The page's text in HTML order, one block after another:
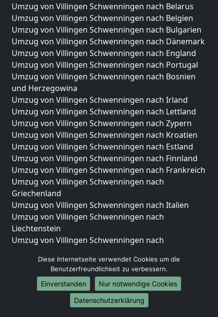
Umzug von Villingen Schwenningen nach Belarus
Umzug von Villingen Schwenningen nach Belgien
Umzug von Villingen Schwenningen nach Bulgarien
Umzug von Villingen Schwenningen nach Dänemark
Umzug von Villingen Schwenningen nach England
Umzug von Villingen Schwenningen nach Portugal
Umzug von Villingen Schwenningen nach Bosnien
und Herzegowina
Umzug von Villingen Schwenningen nach Irland
Umzug von Villingen Schwenningen nach Lettland
Umzug von Villingen Schwenningen nach Zypern
Umzug von Villingen Schwenningen nach Kroatien
Umzug von Villingen Schwenningen nach Estland
Umzug von Villingen Schwenningen nach Finnland
Umzug von Villingen Schwenningen nach Frankreich
Umzug von Villingen Schwenningen nach
Griechenland
Umzug von Villingen Schwenningen nach Italien
Umzug von Villingen Schwenningen nach
Liechtenstein
Umzug von Villingen Schwenningen nach
Umzug von Villingen Schwenningen nach
Niederlande
Umzug von Villingen Schwenningen nach Norwegen
Umzüge-Deutschlandweit
Diese Internetseite verwendet Cookies um die
Benutzerfreundlichkeit zu verbessern.
Einverstanden
Nur notwendige Cookies
Datenschutzerklärung